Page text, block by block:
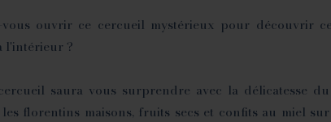
vous ouvrir ce cercueil mystérieux pour découvrir
l'intérieur ?
saura vous surprendre avec la délicatesse
florentins maisons, fruits secs et confits au miel